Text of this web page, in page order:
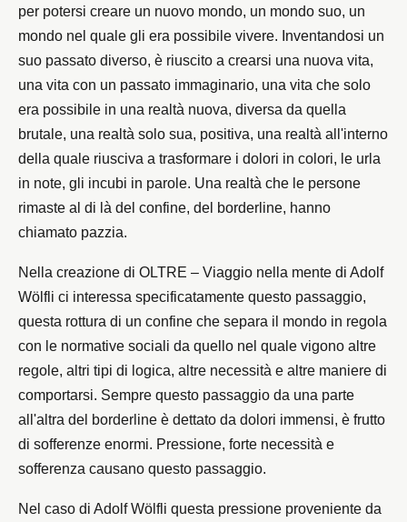
per potersi creare un nuovo mondo, un mondo suo, un
mondo nel quale gli era possibile vivere. Inventandosi un
suo passato diverso, è riuscito a crearsi una nuova vita,
una vita con un passato immaginario, una vita che solo
era possibile in una realtà nuova, diversa da quella
brutale, una realtà solo sua, positiva, una realtà all'interno
della quale riusciva a trasformare i dolori in colori, le urla
in note, gli incubi in parole. Una realtà che le persone
rimaste al di là del confine, del borderline, hanno
chiamato pazzia.
Nella creazione di OLTRE – Viaggio nella mente di Adolf
Wölfli ci interessa specificatamente questo passaggio,
questa rottura di un confine che separa il mondo in regola
con le normative sociali da quello nel quale vigono altre
regole, altri tipi di logica, altre necessità e altre maniere di
comportarsi. Sempre questo passaggio da una parte
all'altra del borderline è dettato da dolori immensi, è frutto
di sofferenze enormi. Pressione, forte necessità e
sofferenza causano questo passaggio.
Nel caso di Adolf Wölfli questa pressione proveniente da